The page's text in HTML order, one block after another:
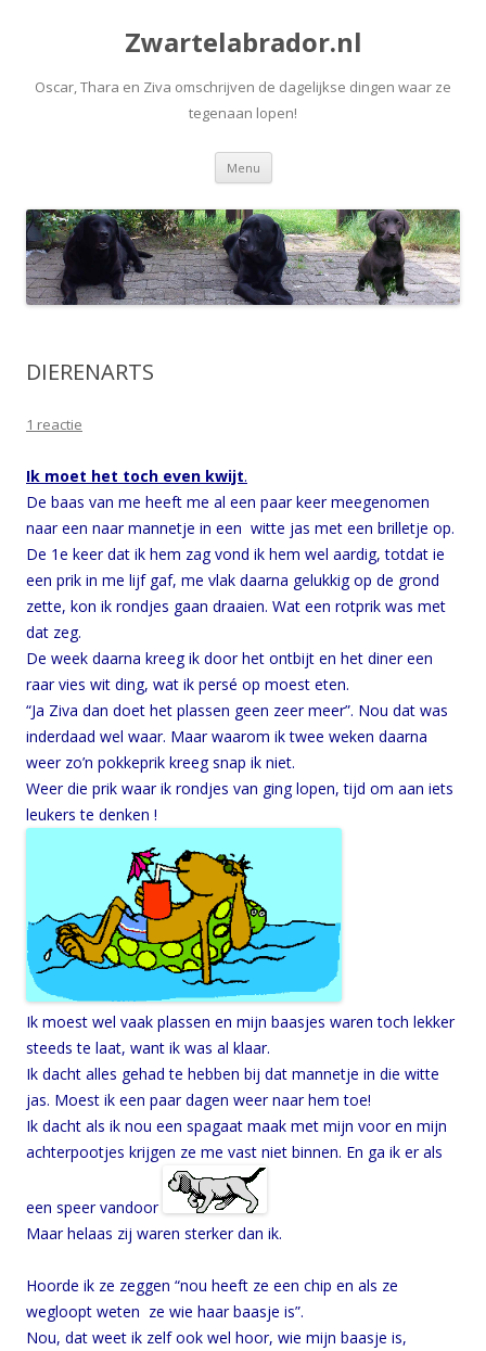
Zwartelabrador.nl
Oscar, Thara en Ziva omschrijven de dagelijkse dingen waar ze
tegenaan lopen!
Menu Spring naar de inhoud
DIERENARTS
1 reactie
Ik moet het toch even kwijt.
De baas van me heeft me al een paar keer meegenomen
naar een naar mannetje in een witte jas met een brilletje op.
De 1e keer dat ik hem zag vond ik hem wel aardig, totdat ie
een prik in me lijf gaf, me vlak daarna gelukkig op de grond
zette, kon ik rondjes gaan draaien. Wat een rotprik was met
dat zeg.
De week daarna kreeg ik door het ontbijt en het diner een
raar vies wit ding, wat ik persé op moest eten.
“Ja Ziva dan doet het plassen geen zeer meer”. Nou dat was
inderdaad wel waar. Maar waarom ik twee weken daarna
weer zo’n pokkeprik kreeg snap ik niet.
Weer die prik waar ik rondjes van ging lopen, tijd om aan iets
leukers te denken !
Ik moest wel vaak plassen en mijn baasjes waren toch lekker
steeds te laat, want ik was al klaar.
Ik dacht alles gehad te hebben bij dat mannetje in die witte
jas. Moest ik een paar dagen weer naar hem toe!
Ik dacht als ik nou een spagaat maak met mijn voor en mijn
achterpootjes krijgen ze me vast niet binnen. En ga ik er als
een speer vandoor
Maar helaas zij waren sterker dan ik.
Hoorde ik ze zeggen “nou heeft ze een chip en als ze
wegloopt weten ze wie haar baasje is”.
Nou, dat weet ik zelf ook wel hoor, wie mijn baasje is,